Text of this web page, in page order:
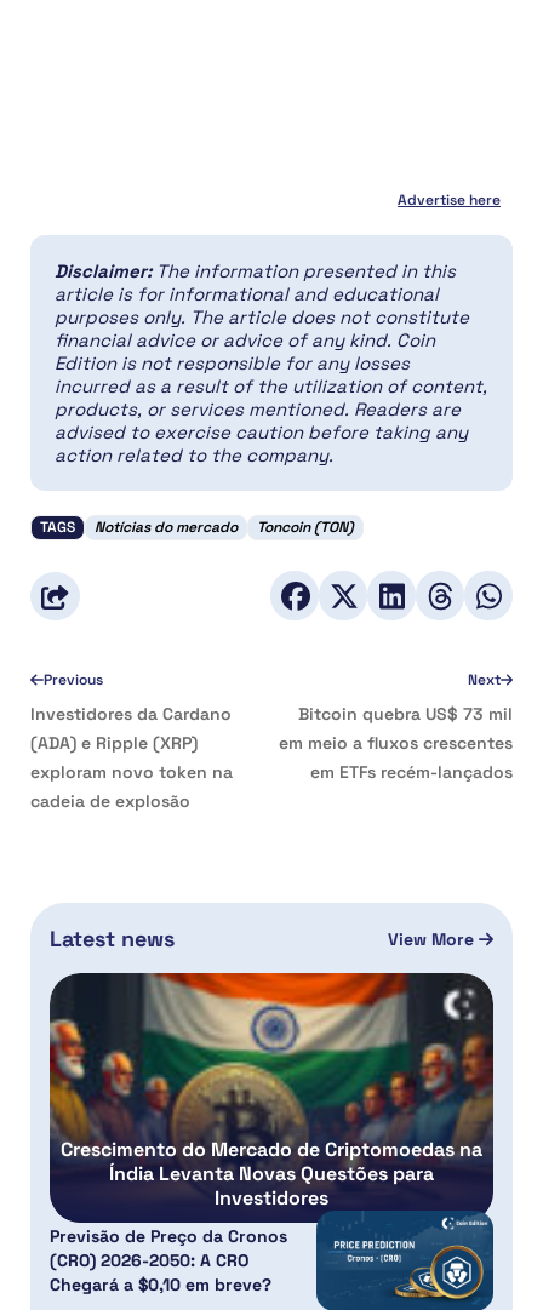
Advertise here
Disclaimer: The information presented in this
article is for informational and educational
purposes only. The article does not constitute
financial advice or advice of any kind. Coin
Edition is not responsible for any losses
incurred as a result of the utilization of content,
products, or services mentioned. Readers are
advised to exercise caution before taking any
action related to the company.
TAGS Notícias do mercado Toncoin (TON)
Previous
Investidores da Cardano
(ADA) e Ripple (XRP)
exploram novo token na
cadeia de explosão
Next
Bitcoin quebra US$ 73 mil
em meio a fluxos crescentes
em ETFs recém-lançados
Latest news View More
Crescimento do Mercado de Criptomoedas na
Índia Levanta Novas Questões para
Investidores
Previsão de Preço da Cronos
(CRO) 2026-2050: A CRO
Chegará a $0,10 em breve?